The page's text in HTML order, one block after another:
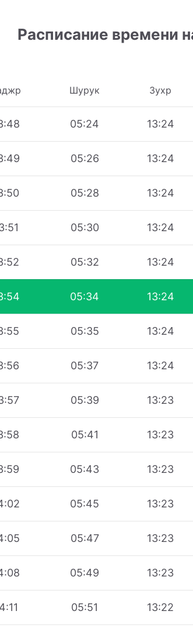
Расписание времени
Шурук Зухр
05:24 13:24
05:26 13:24
05:28 13:24
05:30 13:24
05:32 13:24
05:34 13:24
05:35 13:24
05:37 13:24
05:39 13:23
05:41 13:23
05:43 13:23
05:45 13:23
05:47 13:23
05:49 13:23
05:51 13:22